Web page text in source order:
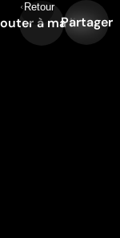
Retour
à ma liste
Partager